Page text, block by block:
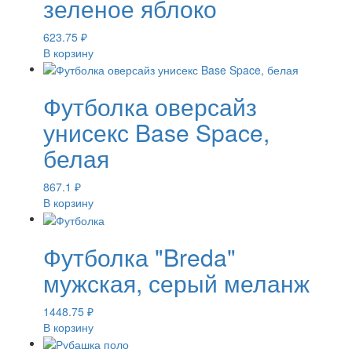
зеленое яблоко
623.75 ₽
В корзину
Футболка оверсайз
унисекс Base Space,
белая
867.1 ₽
В корзину
Футболка "Breda"
мужская, серый меланж
1448.75 ₽
В корзину